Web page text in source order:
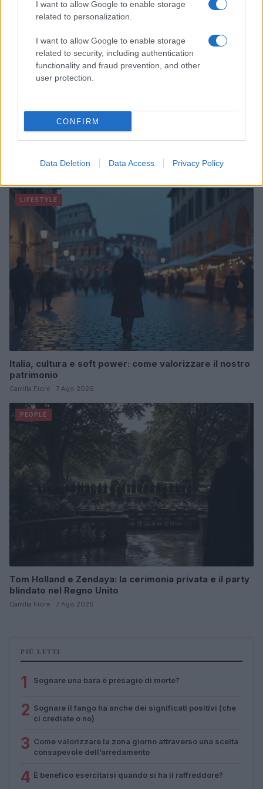
I want to allow Google to enable storage
related to personalization.
I want to allow Google to enable storage
related to security, including authentication
functionality and fraud prevention, and other
user protection.
CONFIRM
Data Deletion Data Access Privacy Policy
su Amazon
LIFESTYLE
Italia, cultura e soft power: come valorizzare il nostro
patrimonio
Camilla Fiore · 7 Ago 2026
PEOPLE
Tom Holland e Zendaya: la cerimonia privata e il party
blindato nel Regno Unito
Camilla Fiore · 7 Ago 2026
PIÙ LETTI
1 Sognare una bara è presagio di morte?
2 Sognare il fango ha anche dei significati positivi (che
ci crediate o no)
3 Come valorizzare la zona giorno attraverso una scelta
consapevole dell’arredamento
4 È benefico esercitarsi quando si ha il raffreddore?